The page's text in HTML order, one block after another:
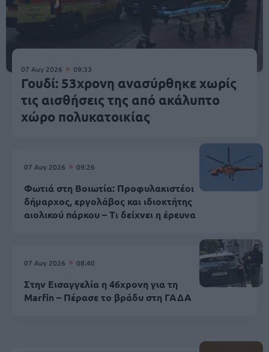
07 Αυγ 2026 09:33
Γουδί: 53χρονη ανασύρθηκε χωρίς
τις αισθήσεις της από ακάλυπτο
χώρο πολυκατοικίας
07 Αυγ 2026 09:26
Φωτιά στη Βοιωτία: Προφυλακιστέοι
δήμαρχος, εργολάβος και ιδιοκτήτης
αιολικού πάρκου – Τι δείχνει η έρευνα
07 Αυγ 2026 08:40
Στην Εισαγγελία η 46χρονη για τη
Marfin – Πέρασε το βράδυ στη ΓΑΔΑ